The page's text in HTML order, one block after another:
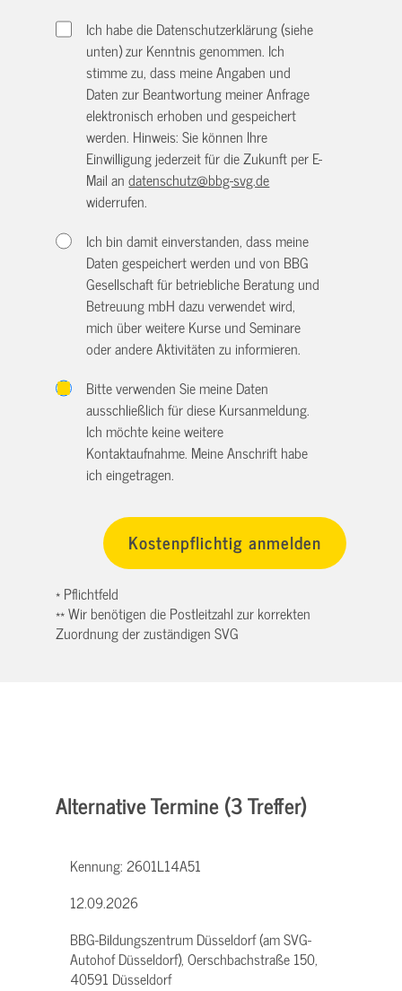
Ich habe die Datenschutzerklärung (siehe
unten) zur Kenntnis genommen. Ich
stimme zu, dass meine Angaben und
Daten zur Beantwortung meiner Anfrage
elektronisch erhoben und gespeichert
werden. Hinweis: Sie können Ihre
Einwilligung jederzeit für die Zukunft per E-
Mail andatenschutz@bbg-svg.de
widerrufen.
Ich bin damit einverstanden, dass meine
Daten gespeichert werden und von BBG
Gesellschaft für betriebliche Beratung und
Betreuung mbH dazu verwendet wird,
mich über weitere Kurse und Seminare
oder andere Aktivitäten zu informieren.
Bitte verwenden Sie meine Daten
ausschließlich für diese Kursanmeldung.
Ich möchte keine weitere
Kontaktaufnahme. Meine Anschrift habe
ich eingetragen.
* Pflichtfeld
** Wir benötigen die Postleitzahl zur korrekten
Zuordnung der zuständigen SVG
Alternative Termine (3 Treffer)
Kennung:2601L14A51
12.09.2026
BBG-Bildungszentrum Düsseldorf (am SVG-
Autohof Düsseldorf), Oerschbachstraße 150,
40591 Düsseldorf